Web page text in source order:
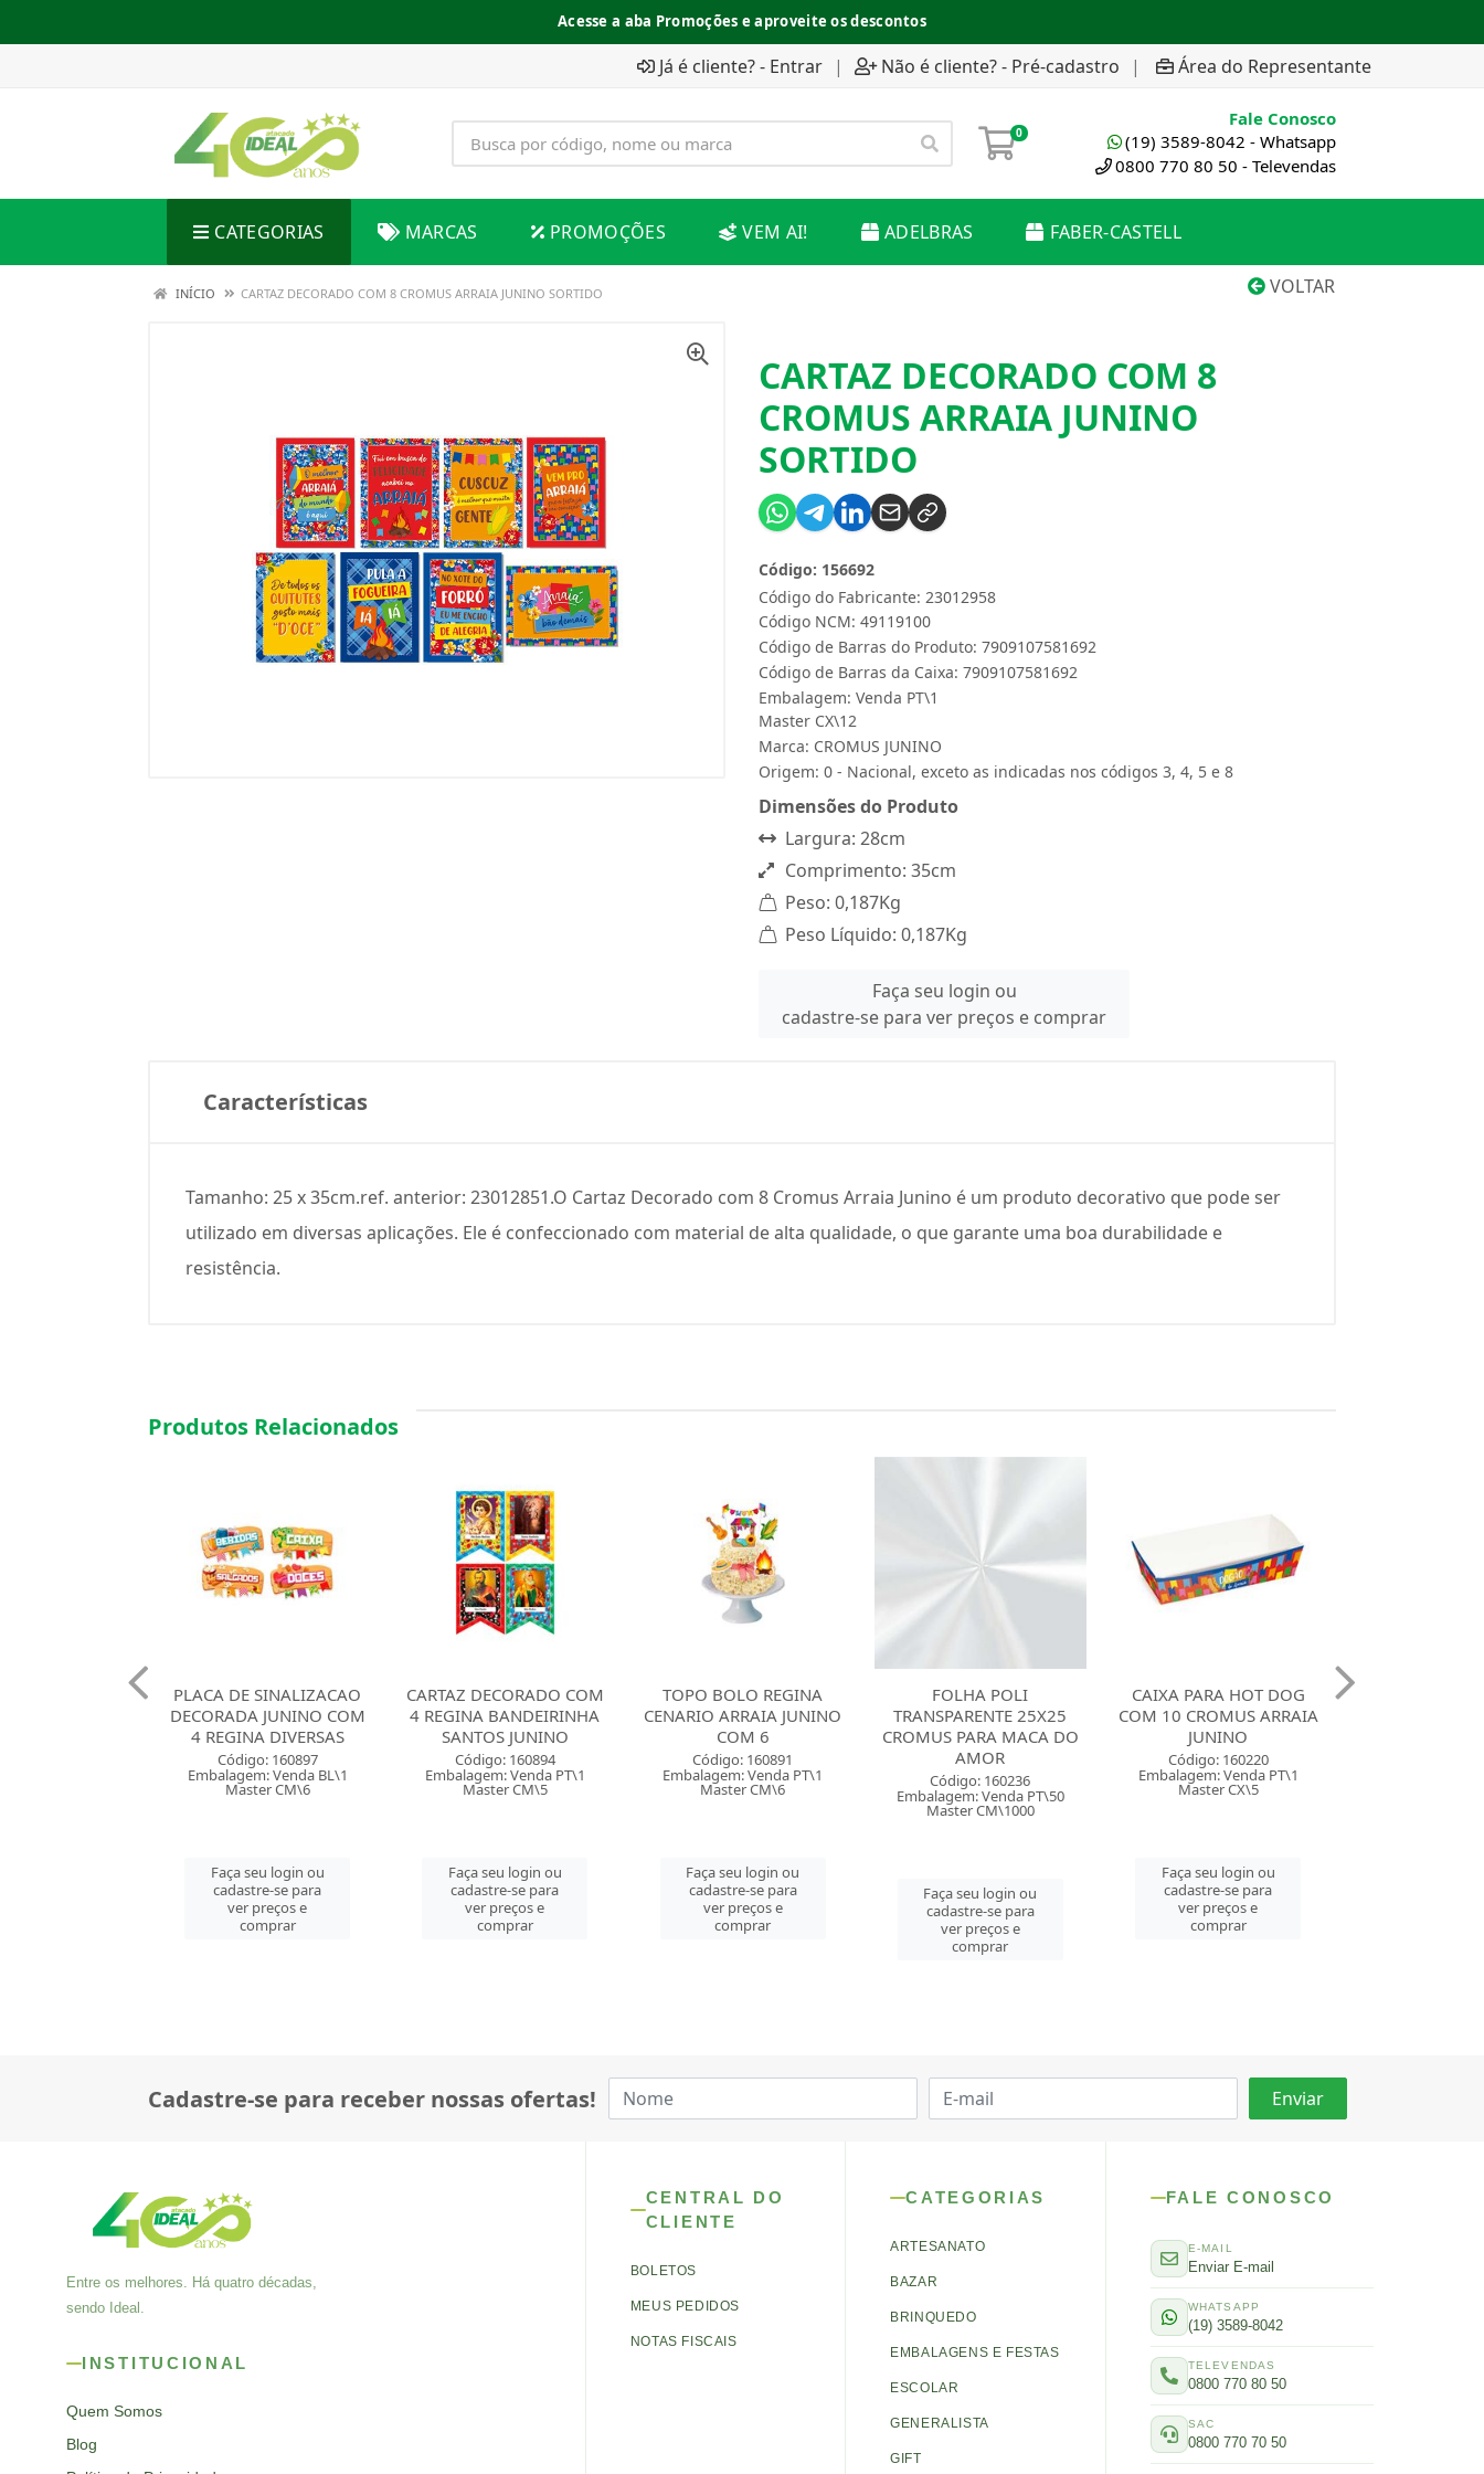
Acesse a aba Promoções e aproveite os descontos
Já é cliente? - Entrar | Não é cliente? - Pré-cadastro | Área do Representante
0
Fale Conosco
(19) 3589-8042 - Whatsapp
0800 770 80 50 - Televendas
CATEGORIAS MARCAS PROMOÇÕES VEM AI! ADELBRAS FABER-CASTELL
VOLTAR
INÍCIO CARTAZ DECORADO COM 8 CROMUS ARRAIA JUNINO SORTIDO
CARTAZ DECORADO COM 8
CROMUS ARRAIA JUNINO
SORTIDO
Código do Fabricante: 23012958
Código: 156692
Código NCM: 49119100
Código de Barras do Produto: 7909107581692
Código de Barras da Caixa: 7909107581692
Embalagem: Venda PT\1
Master CX\12
Marca: CROMUS JUNINO
Origem: 0 - Nacional, exceto as indicadas nos códigos 3, 4, 5 e 8
Dimensões do Produto
Largura: 28cm
Comprimento: 35cm
Peso: 0,187Kg
Peso Líquido: 0,187Kg
Faça seu login ou
cadastre-se para ver preços e comprar
Características
Tamanho: 25 x 35cm.ref. anterior: 23012851.O Cartaz Decorado com 8 Cromus Arraia Junino é um produto decorativo que pode ser
utilizado em diversas aplicações. Ele é confeccionado com material de alta qualidade, o que garante uma boa durabilidade e
resistência.
Produtos Relacionados
CARTAZ DECORADO COM
4 REGINA BANDEIRINHA
SANTOS JUNINO
Código: 160894
Embalagem: Venda PT\1
Master CM\5
Faça seu login ou
cadastre-se para
ver preços e
comprar
TOPO BOLO REGINA
CENARIO ARRAIA JUNINO
COM 6
Código: 160891
Embalagem: Venda PT\1
Master CM\6
Faça seu login ou
cadastre-se para
ver preços e
comprar
FOLHA POLI
TRANSPARENTE 25X25
CROMUS PARA MACA DO
AMOR
Código: 160236
Embalagem: Venda PT\50
Faça seu login ou
cadastre-se para
ver preços e
CAIXA PARA HOT DOG
COM 10 CROMUS ARRAIA
JUNINO
Código: 160220
Embalagem: Venda PT\1
Master CX\5
cadastre-se para
ver preços e
comprar
CAIXA DIVERTIDA PARA 4
BRIGADEIROS CROMUS
ARRAIA JUNINO SORT...
Código: 160216
Embalagem: Venda PT\10
Master PT\10
Faça seu login ou
cadastre-se para
ver preços e
comprar
Cadastre-se para receber nossas ofertas!
Entre os melhores. Há quatro décadas,
sendo Ideal.
INSTITUCIONAL
Quem Somos
Blog
CENTRAL DO
CLIENTE
BOLETOS
MEUS PEDIDOS
NOTAS FISCAIS
CATEGORIAS
ARTESANATO
BAZAR
BRINQUEDO
EMBALAGENS E FESTAS
ESCOLAR
GENERALISTA
GIFT
FALE CONOSCO
E-MAIL
Enviar E-mail
WHATSAPP
(19) 3589-8042
TELEVENDAS
0800 770 80 50
SAC
0800 770 70 50